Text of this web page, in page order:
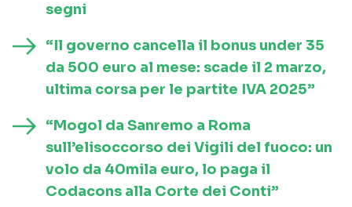
segni
“Il governo cancella il bonus under 35
da 500 euro al mese: scade il 2 marzo,
ultima corsa per le partite IVA 2025”
“Mogol da Sanremo a Roma
sull’elisoccorso dei Vigili del fuoco: un
volo da 40mila euro, lo paga il
Codacons alla Corte dei Conti”